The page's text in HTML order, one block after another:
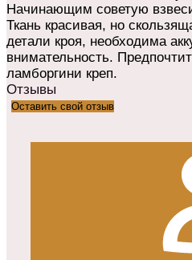
Начинающим советую
Ткань красивая, но
детали кроя, необходима
внимательность.
ламборгини креп.
Отзывы
Оставить свой отзыв